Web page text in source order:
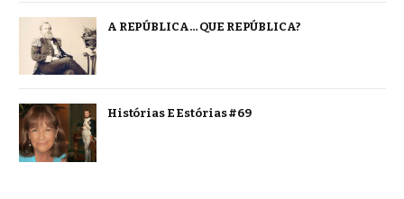
A REPÚBLICA… QUE REPÚBLICA?
Histórias E Estórias #69